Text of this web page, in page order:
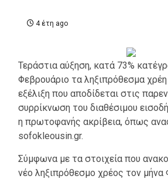
4 έτη ago
Τεράστια αύξηση, κατά 73%
Φεβρουάριο τα ληξιπρόθεσμα
εξέλιξη που αποδίδεται στις
συρρίκνωση του διαθέσιμου
η πρωτοφανής ακρίβεια, όπως
sofokleousin.gr.
Σύμφωνα με τα στοιχεία που
νέο ληξιπρόθεσμο χρέος τον μήνα